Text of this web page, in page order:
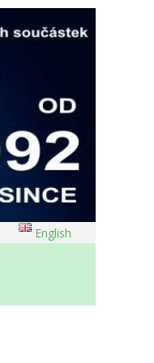
English